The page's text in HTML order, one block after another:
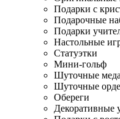
Подарки с
Подарочные
Подарки
Настольные
Статуэтки
Мини-гольф
Шуточные
Шуточные
Обереги
Декоративные